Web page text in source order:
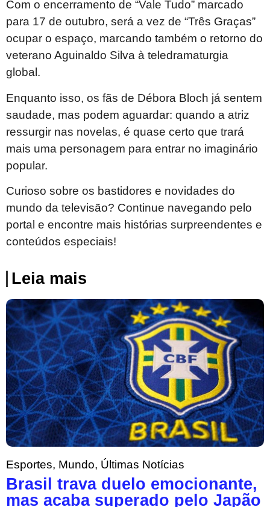
Com o encerramento de “Vale Tudo” marcado
para 17 de outubro, será a vez de “Três Graças”
ocupar o espaço, marcando também o retorno do
veterano Aguinaldo Silva à teledramaturgia
global.
Enquanto isso, os fãs de Débora Bloch já sentem
saudade, mas podem aguardar: quando a atriz
ressurgir nas novelas, é quase certo que trará
mais uma personagem para entrar no imaginário
popular.
Curioso sobre os bastidores e novidades do
mundo da televisão? Continue navegando pelo
portal e encontre mais histórias surpreendentes e
conteúdos especiais!
Leia mais
Esportes, Mundo, Últimas Notícias
Brasil trava duelo emocionante,
mas acaba superado pelo Japão